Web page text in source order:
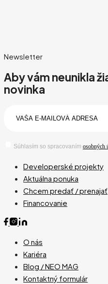
Newsletter
Aby vám neunikla
novinka
Súhlasím so spracovaním osobných
Developerské projekty
Aktuálna ponuka
Chcem predať / prenajať
Financovanie
O nás
Kariéra
Blog / NEO MAG
Kontaktný formulár